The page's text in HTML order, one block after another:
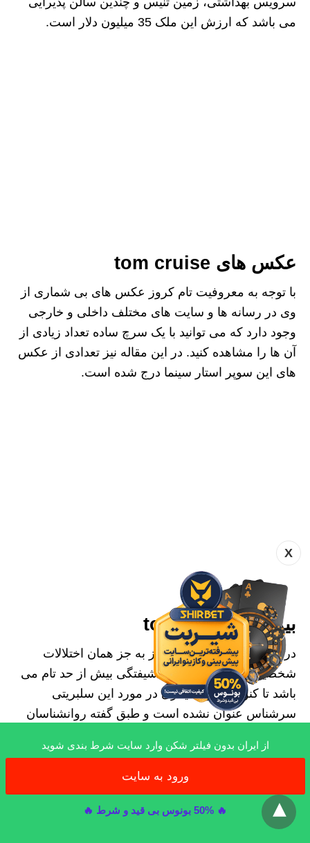
X
می باشد که ارزش این ملک 35 میلیون دلار است.
عکس های tom cruise
با توجه به معروفیت تام کروز عکس های بی شماری از
وی در رسانه ها و سایت های مختلف داخلی و خارجی
وجود دارد که می توانید با یک سرچ ساده تعداد زیادی از
آن ها را مشاهده کنید. در این مقاله نیز تعدادی از عکس
های این سوپر استار سینما درج شده است.
بیماری tom cruise
در مورد بیماری های تام کروز به جز همان اختلالات
شخصیتی که مربوط به خودشیفتگی بیش از حد تام می
باشد تا کنون بیماری دیگری در مورد این سلبریتی
سرشناس عنوان نشده است و طبق گفته روانشناسان
نظر نمی رسد بیماری خاص دیگری داشته باشد.
بیوگرافی تام کروز را می توانید از مقاله مربوطه در
ویکی پدیا tom cruise
با دقتی به مراتب بالا تر دنبال
از ایران بدون فیلتر شکن وارد سایت شرط بندی شوید
ورود به سایت
🔥 50% بونوس بی قید و شرط 🔥